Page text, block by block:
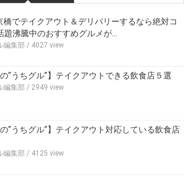
橋でテイクアウト＆デリバリーするなら絶対コ
題沸騰中のおすすめグルメが…
編集部 / 4027 view
の”うちグル”】テイクアウトできる飲食店５選
編集部 / 2949 view
の”うちグル”】テイクアウト対応している飲食店
編集部 / 4125 view